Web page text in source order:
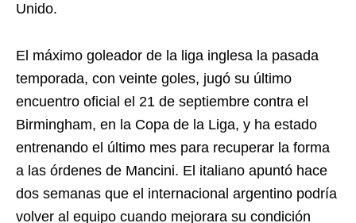
Unido.
El máximo goleador de la liga inglesa la pasada
temporada, con veinte goles, jugó su último
encuentro oficial el 21 de septiembre contra el
Birmingham, en la Copa de la Liga, y ha estado
entrenando el último mes para recuperar la forma
a las órdenes de Mancini. El italiano apuntó hace
dos semanas que el internacional argentino podría
volver al equipo cuando mejorara su condición